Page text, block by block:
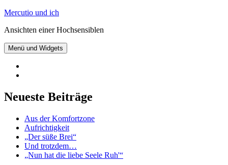
Zum
springen
Mercutio und ich
Ansichten einer Hochsensiblen
Menü und Widgets
Neueste Beiträge
Aus der Komfortzone
Aufrichtigkeit
„Der süße Brei“
Und trotzdem…
„Nun hat die liebe Seele Ruh'“